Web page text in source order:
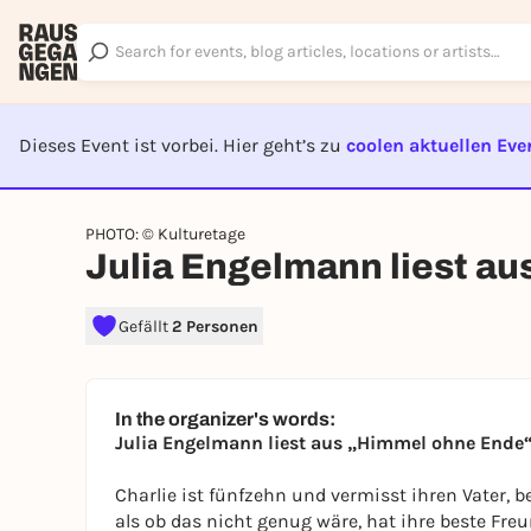
Dieses Event ist vorbei. Hier geht’s zu coolen aktuellen
PHOTO: © Kulturetage
Julia Engelmann liest
Gefällt2 Personen
In the organizer's words:
Julia Engelmann liest aus „Himmel ohne Ende“
Charlie ist fünfzehn und vermisst ihren Vater,
als ob das nicht genug wäre, hat ihre beste